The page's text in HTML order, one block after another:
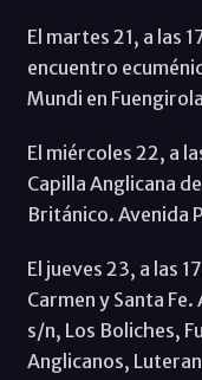
El martes 21, a las
encuentro
Mundi en
El miércoles 22, a
Capilla Anglicana
Británico. Avenida
El jueves 23, a las
Carmen y Santa
s/n, Los Boliches,
Anglicanos,